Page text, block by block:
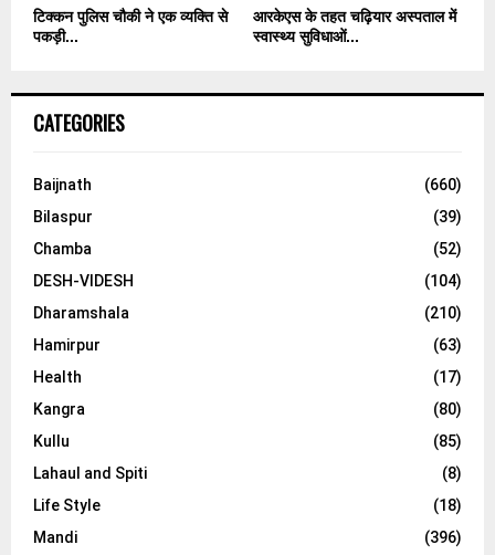
टिक्कन पुलिस चौकी ने एक व्यक्ति से
पकड़ी...
आरकेएस के तहत चढ़ियार अस्पताल में
स्वास्थ्य सुविधाओं...
CATEGORIES
Baijnath
(660)
Bilaspur
(39)
Chamba
(52)
DESH-VIDESH
(104)
Dharamshala
(210)
Hamirpur
(63)
Health
(17)
Kangra
(80)
Kullu
(85)
Lahaul and Spiti
(8)
Life Style
(18)
Mandi
(396)